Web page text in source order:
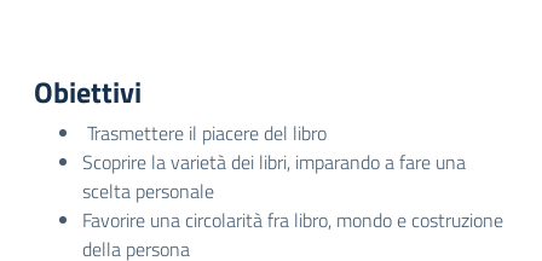
Obiettivi
Trasmettere il piacere del libro
Scoprire la varietà dei libri, imparando a fare una
scelta personale
Favorire una circolarità fra libro, mondo e costruzione
della persona